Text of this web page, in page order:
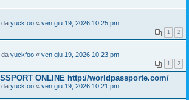
da yuckfoo « ven giu 19, 2026 10:25 pm
1 2
da yuckfoo « ven giu 19, 2026 10:23 pm
1 2
ONLINE http://worldpassporte.com/
da yuckfoo « ven giu 19, 2026 10:21 pm